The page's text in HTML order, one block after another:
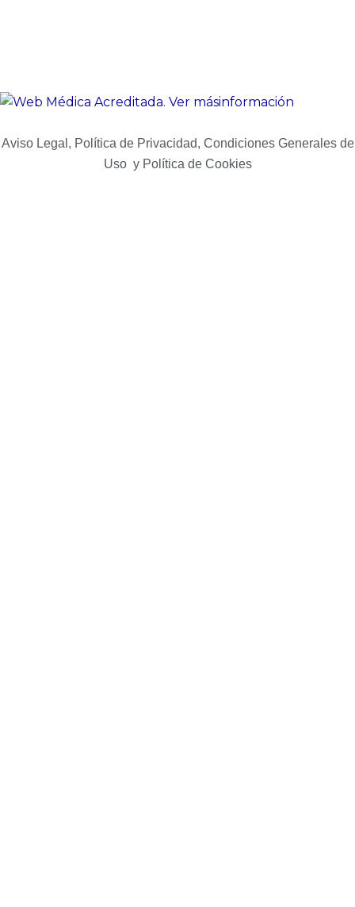
Aviso Legal, Política de Privacidad, Condiciones Generales de
Uso y Política de Cookies